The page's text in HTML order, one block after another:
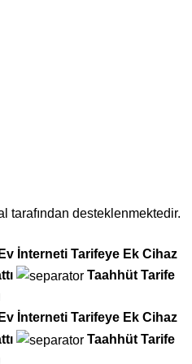
tarafından desteklenmektedir.
Ev İnterneti Tarifeye Ek Cihaz
Taahhüt Tarife
Ev İnterneti Tarifeye Ek Cihaz
Taahhüt Tarife